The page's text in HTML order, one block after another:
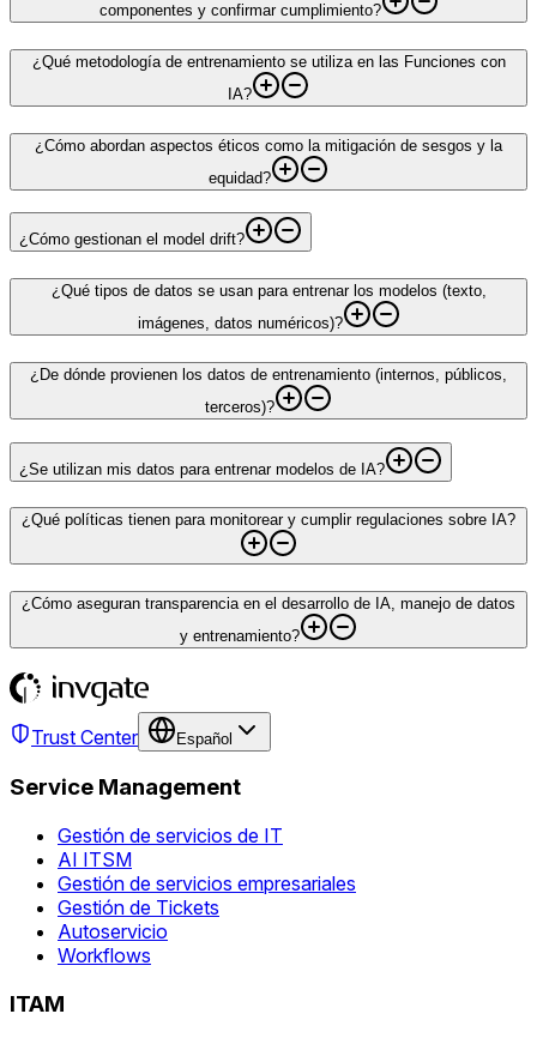
componentes y confirmar cumplimiento?
¿Qué metodología de entrenamiento se utiliza en las Funciones con
IA?
¿Cómo abordan aspectos éticos como la mitigación de sesgos y la
equidad?
¿Cómo gestionan el model drift?
¿Qué tipos de datos se usan para entrenar los modelos (texto,
imágenes, datos numéricos)?
¿De dónde provienen los datos de entrenamiento (internos, públicos,
terceros)?
¿Se utilizan mis datos para entrenar modelos de IA?
¿Qué políticas tienen para monitorear y cumplir regulaciones sobre IA?
¿Cómo aseguran transparencia en el desarrollo de IA, manejo de datos
y entrenamiento?
Trust Center Español
Service Management
Gestión de servicios de IT
AI ITSM
Gestión de servicios empresariales
Gestión de Tickets
Autoservicio
Workflows
ITAM